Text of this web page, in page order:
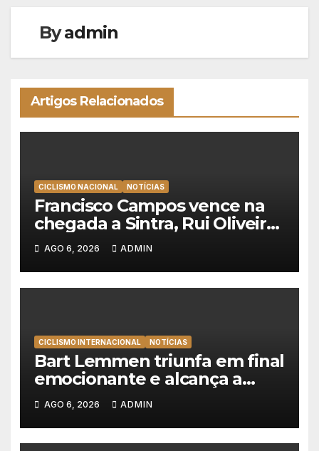
Byadmin
Artigos Relacionados
CICLISMO NACIONAL NOTÍCIAS
Francisco Campos vence na
chegada a Sintra, Rui Oliveira
veste de amarelo na Volta a
Portugal
AGO 6, 2026 ADMIN
CICLISMO INTERNACIONAL NOTÍCIAS
Bart Lemmen triunfa em final
emocionante e alcança a
primeira vitória da carreira na
Volta à Polónia
AGO 6, 2026 ADMIN